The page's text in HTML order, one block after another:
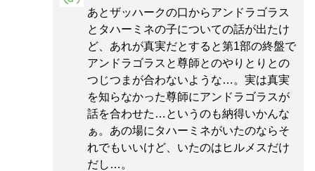
あとザッハークの口からアンドラゴラス
とタハーミネの子についての話が出たけ
ど、あれが真実だとすると第1部の終盤で
アンドラゴラスと尊師とのやりとりとの
つじつまが合わないような…。実は真実
を知らなかった尊師にアンドラゴラスが
話を合わせた…というのも納得いかんな
ぁ。あの場にタハーミネがいたのならそ
れでもいいけど、いたのはヒルメスだけ
だし…。